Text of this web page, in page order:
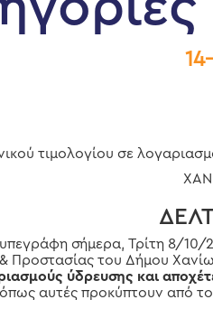
τιμολογίου σε
σήμερα, Τρίτη 8/
& Προστασίας του Δήμου
ύδρευσης και
αυτές προκύπτουν από